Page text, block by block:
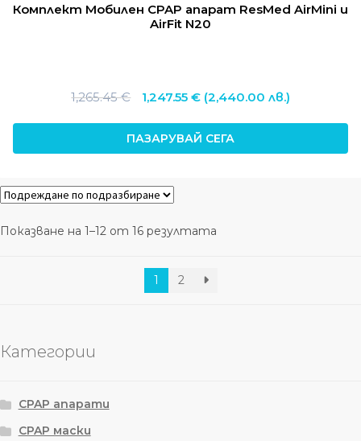
Комплект Мобилен CPAP апарат ResMed AirMini и
AirFit N20
1,265.45€
Original
was:
1,265.45 €.
1,247.55 €Текущата
е:
1,247.55 €.
(2,440.00 лв.)
ПАЗАРУВАЙ СЕГА
Показване на 1–12 от 16 резултата
1 2
Категории
CPAP апарати
CPAP маски